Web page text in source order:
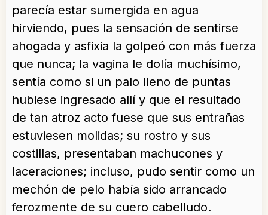
parecía estar sumergida en agua
hirviendo, pues la sensación de sentirse
ahogada y asfixia la golpeó con más fuerza
que nunca; la vagina le dolía muchísimo,
sentía como si un palo lleno de puntas
hubiese ingresado allí y que el resultado
de tan atroz acto fuese que sus entrañas
estuviesen molidas; su rostro y sus
costillas, presentaban machucones y
laceraciones; incluso, pudo sentir como un
mechón de pelo había sido arrancado
ferozmente de su cuero cabelludo.